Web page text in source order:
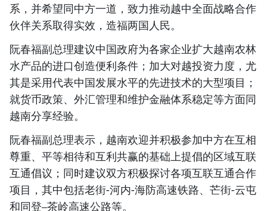
系，并希望同中方一道，致力推动越中全面战略合作
伙伴关系取得实效，造福两国人民。
阮春福副总理建议中国政府为各家企业扩大越南农林
水产品的进口创造便利条件；加大对越投资力度，尤
其是采用代表中国发展水平的先进技术的大型项目；
就货币政策、外汇管理和维护金融体系稳定等方面同
越南分享经验。
阮春福副总理表示，越南欢迎并积极参加中方在互相
尊重、平等相待和互利共赢的基础上提倡的区域互联
互通倡议；同时建议双方积极探讨各项互联互通合作
项目，其中包括老街-河内-海防高速铁路、芒街-云屯
和同登–茶岭高速公路等。